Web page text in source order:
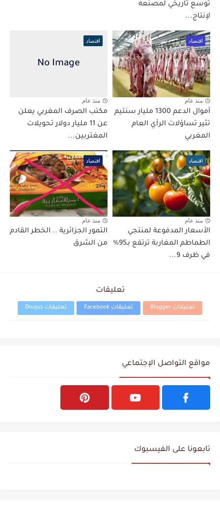
توسع تاريخي لمصنعه
لإنتاج...
اقتصاد
منذ عام
أموال الدعم 1300 مليار سنتيم
تثير تساؤلات الرأي العام
المغربي
اقتصاد
منذ عام
مكتب الصرف المغربي يعلن
عن 11 مليار دولار تحويلات
المغتربين...
اقتصاد
منذ عام
الأسعار المدفوعة لمنتجي
الطماطم المغاربة ترتفع بـ95%
في ظرف 9...
اقتصاد
منذ عام
التمور الجزائرية .. الخطر القادم
من الشرق
تعليقات
تعليقات Blogger تعليقات Facebook تعليقات Disqus
مواقع التواصل الإجتماعي
تابعونا على الفيسبوك